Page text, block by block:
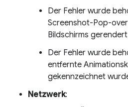
Der Fehler wurde
Screenshot-Pop-
Bildschirms
Der Fehler wurde
entfernte
gekennzeichnet
Netzwerk: